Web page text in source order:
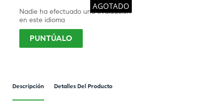
AGOTADO
Nadie ha efectuado una evaluación
en este idioma
PUNTÚALO
Descripción Detalles Del Producto